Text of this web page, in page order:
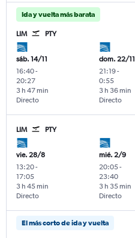
Ida y vuelta más barata
LIM PTY
sáb. 14/11
16:40-
20:27
Directo
3 h 47 min
dom. 22/11
21:19-
0:55
Directo
3 h 36 min
LIM PTY
vie. 28/8
13:20-
17:05
Directo
3 h 45 min
mié. 2/9
20:05-
23:40
Directo
3 h 35 min
El más corto de ida y vuelta